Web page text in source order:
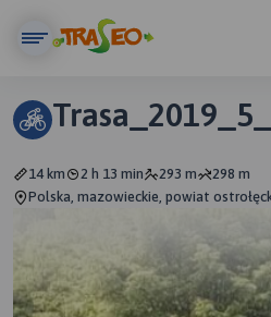
14 km 2 h 13 min 293 m
298 m
Polska, mazowieckie, powiat